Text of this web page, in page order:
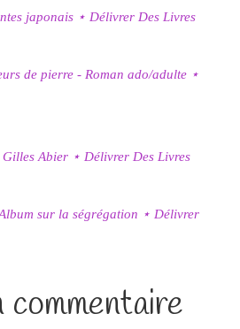
japonais ⋆ Délivrer Des Livres
de pierre - Roman ado/adulte ⋆
Gilles Abier ⋆ Délivrer Des Livres
sur la ségrégation ⋆ Délivrer